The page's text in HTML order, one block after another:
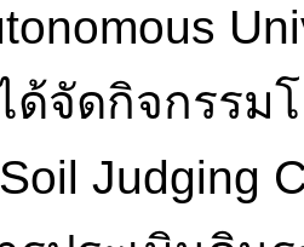
ด้จัดกิจกรรม
Judging